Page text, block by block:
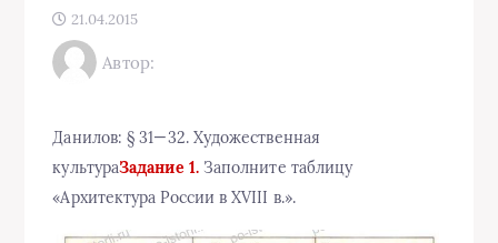
21.04.2015
Автор:
Данилов: § 31—32. Художественная
культураЗадание 1.Заполните таблицу
«Архитектура России в ХVIII в.».